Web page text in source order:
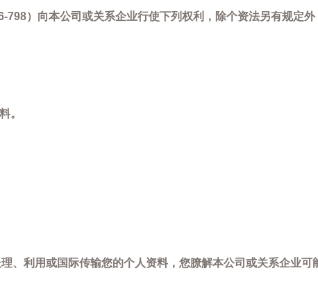
）向本公司或关系企业行使下列权利，除个资法另有规定
。
、利用或国际传输您的个人资料，您膫解本公司或关系企业